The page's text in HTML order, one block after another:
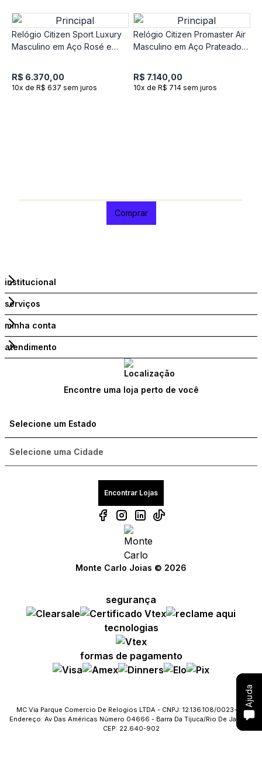
Compre com um Embaixador
Solicite troca ou devolução
Conheça o Bônus MC
Fale com o SAC
Ajuda
Relógio Citizen Sport Luxury
Masculino em Aço Rosé e
R$ 6.370,00
10x de R$ 637 sem juros
Relógio Citizen Promaster Air
Masculino em Aço Prateado
R$ 7.140,00
10x de R$ 714 sem juros
Comprar
Compre com um Embaixador
Solicite troca ou devolução
Conheça o Bônus MC
Fale com o SAC
Ajuda
institucional
serviços
minha conta
atendimento
Encontre uma loja perto de você
Encontrar Lojas
Monte Carlo Joias © 2026
segurança
tecnologias
formas de pagamento
MC Via Parque Comercio De Relogios LTDA - CNPJ: 12.136.108/0023-09
Endereço: Av Das Américas Número 04666 - Barra Da Tijuca/Rio De Janeiro
CEP: 22.640-902
Compre com um Embaixador
Solicite troca ou devolução
Conheça o Bônus MC
Fale com o SAC
Ajuda